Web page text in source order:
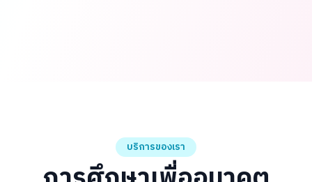
บริการของเรา